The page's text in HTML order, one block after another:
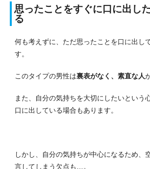
思ったことをすぐに口に出し
る
何も考えずに、ただ思ったことを口に出し
す。
このタイプの男性は裏表がなく、素直な人
また、自分の気持ちを大切にしたいという
口に出している場合もあります。
しかし、自分の気持ちが中心になるため、
言してしまう欠点も…。